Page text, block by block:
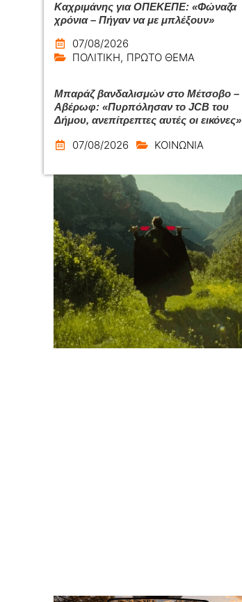
Καχριμάνης για ΟΠΕΚΕΠΕ: «Φώναζα
χρόνια – Πήγαν να με μπλέξουν»
07/08/2026
ΠΟΛΙΤΙΚΗ, ΠΡΩΤΟ ΘΕΜΑ
Μπαράζ βανδαλισμών στο Μέτσοβο –
Αβέρωφ: «Πυρπόλησαν το JCB του
Δήμου, ανεπίτρεπτες αυτές οι εικόνες»
07/08/2026 ΚΟΙΝΩΝΙΑ